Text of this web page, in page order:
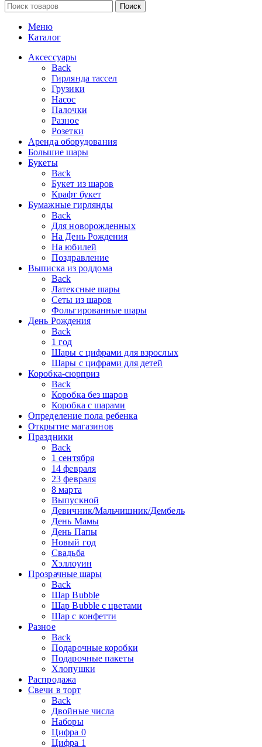
Поиск
Меню
Каталог
Аксессуары
Back
Гирлянда тассел
Грузики
Насос
Палочки
Разное
Розетки
Аренда оборудования
Большие шары
Букеты
Back
Букет из шаров
Крафт букет
Бумажные гирлянды
Back
Для новорожденных
На День Рождения
На юбилей
Поздравление
Выписка из роддома
Back
Латексные шары
Сеты из шаров
Фольгированные шары
День Рождения
Back
1 год
Шары с цифрами для взрослых
Шары с цифрами для детей
Коробка-сюрприз
Back
Коробка без шаров
Коробка с шарами
Определение пола ребенка
Открытие магазинов
Праздники
Back
1 сентября
14 февраля
23 февраля
8 марта
Выпускной
Девичник/Мальчишник/Дембель
День Мамы
День Папы
Новый год
Свадьба
Хэллоуин
Прозрачные шары
Back
Шар Bubble
Шар Bubble с цветами
Шар с конфетти
Разное
Back
Подарочные коробки
Подарочные пакеты
Хлопушки
Распродажа
Свечи в торт
Back
Двойные числа
Наборы
Цифра 0
Цифра 1